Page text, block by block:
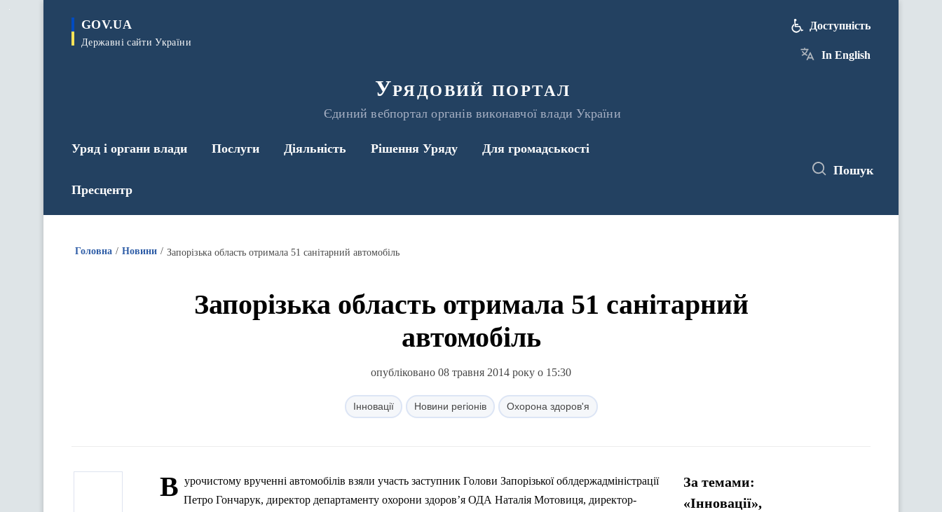
GOV.UA
Державні сайти України
Урядовий портал
Єдиний вебпортал органів виконавчої влади України
Доступність
In English
Уряд і органи влади Послуги Діяльність Рішення Уряду Для громадськості
Пресцентр
Пошук
Головна Новини Запорізька область отримала 51 санітарний автомобіль
Запорізька область отримала 51 санітарний
автомобіль
опубліковано 08 травня 2014 року о 15:30
Інновації Новини регіонів Охорона здоров'я
В урочистому врученні автомобілів взяли участь заступник Голови Запорізької облдержадміністрації
Петро Гончарук, директор департаменту охорони здоров’я ОДА Наталія Мотовиця, директор-
За темами:
«Інновації»,